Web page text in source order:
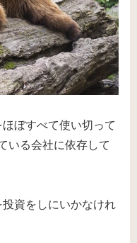
ぼすべて使い切って
いる会社に依存して
資をしにいかなけれ